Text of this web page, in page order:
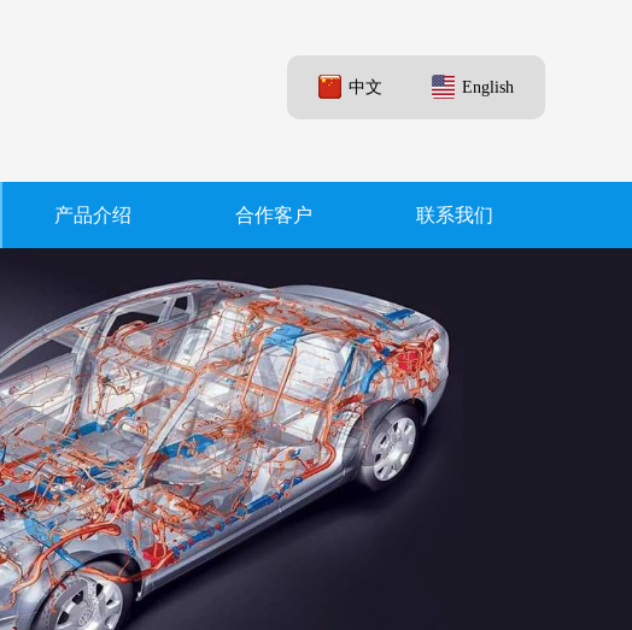
中文 English
产品介绍 合作客户 联系我们